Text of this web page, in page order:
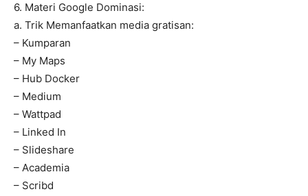
6. Materi Google Dominasi:
a. Trik Memanfaatkan media gratisan:
– Kumparan
– My Maps
– Hub Docker
– Medium
– Wattpad
– Linked In
– Slideshare
– Academia
– Scribd